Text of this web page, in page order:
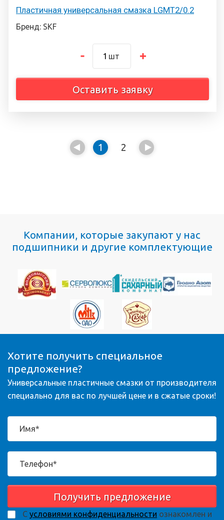
Пластичная универсальная смазка LGMT2/0.2
Бренд: SKF
шт
Оставить заявку
1 2
Компании, которые закупают у нас
подшипники и другие комплектующие
Хотите получить специальное
предложение?
Универсальные пластичные смазки от производителя
специально для вас по лучшей цене и в сжатые сроки!
Получить предложение
С условиями конфиденциальности ознакомлен и